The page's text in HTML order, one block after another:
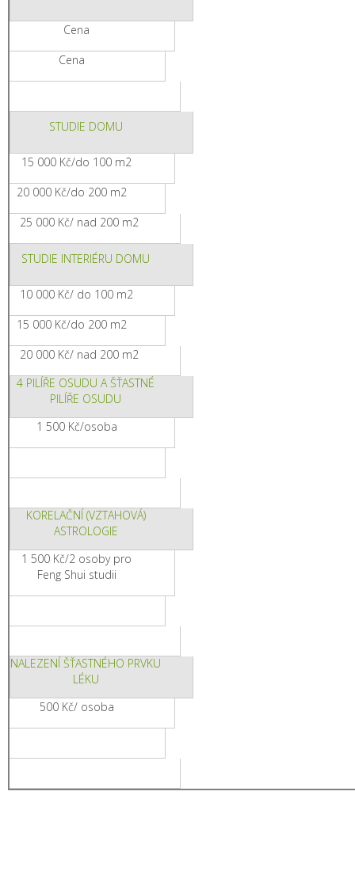
Cena
Cena
STUDIE DOMU
15 000 Kč/do 100 m2
20 000 Kč/do 200 m2
25 000 Kč/ nad 200 m2
STUDIE INTERIÉRU DOMU
10 000 Kč/ do 100 m2
15 000 Kč/do 200 m2
20 000 Kč/ nad 200 m2
4 PILÍŘE OSUDU A ŠŤASTNÉ
PILÍŘE OSUDU
1 500 Kč/osoba
KORELAČNÍ (VZTAHOVÁ)
ASTROLOGIE
1 500 Kč/2 osoby pro
Feng Shui studii
NALEZENÍ ŠŤASTNÉHO PRVKU
LÉKU
500 Kč/ osoba